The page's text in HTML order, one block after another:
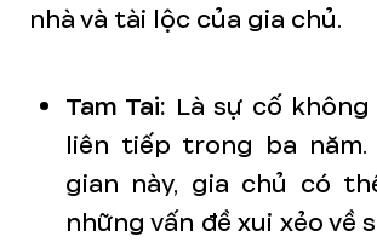
nhà và tài lộc của gia chủ.
Tam Tai: Là sự cố
liên tiếp trong ba
gian này, gia chủ có
những vấn đề xui xẻo về